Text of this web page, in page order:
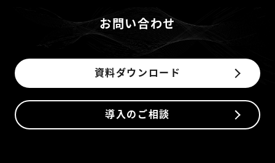
お問い合わせ
資料ダウンロード
導入のご相談